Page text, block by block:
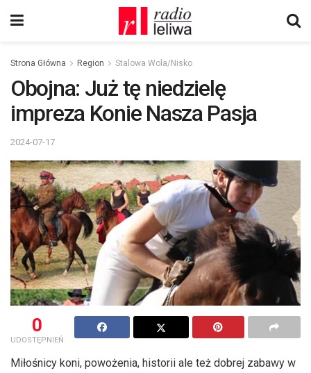
Strona Główna Region Stalowa Wola/Nisko
Obojna: Już tę niedzielę
impreza Konie Nasza Pasja
2024-07-17
0
UDOSTĘPNIEŃ
Miłośnicy koni, powożenia, historii ale też dobrej zabawy w